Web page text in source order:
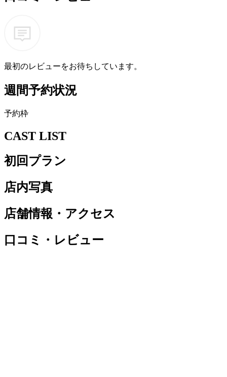
最初のレビューをお待ちしています。
週間予約状況
予約枠
CAST LIST
初回プラン
店内写真
店舗情報・アクセス
口コミ・レビュー